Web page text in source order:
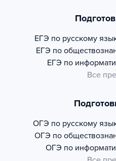
ЕГЭ по русскому
ЕГЭ по
ЕГЭ по
Все
ОГЭ по русскому
ОГЭ по
ОГЭ по